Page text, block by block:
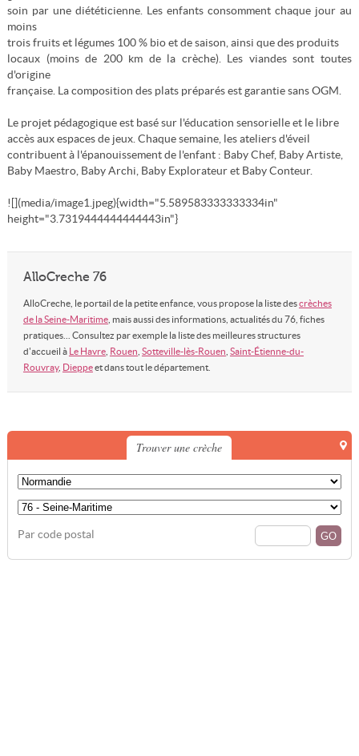
soin par une diététicienne. Les enfants consomment chaque jour au
moins
trois fruits et légumes 100 % bio et de saison, ainsi que des produits
locaux (moins de 200 km de la crèche). Les viandes sont toutes
d'origine
française. La composition des plats préparés est garantie sans OGM.
Le projet pédagogique est basé sur l'éducation sensorielle et le libre
accès aux espaces de jeux. Chaque semaine, les ateliers d'éveil
contribuent à l'épanouissement de l'enfant : Baby Chef, Baby Artiste,
Baby Maestro, Baby Archi, Baby Explorateur et Baby Conteur.
![](media/image1.jpeg){width="5.589583333333334in"
height="3.7319444444444443in"}
AlloCreche 76
AlloCreche, le portail de la petite enfance, vous propose la liste descrèches
de la Seine-Maritime, mais aussi des informations, actualités du 76, fiches
pratiques... Consultez par exemple la liste des meilleures structures
d'accueil à Le Havre, Rouen Sotteville-lès-Rouen Saint-Étienne-du-
Rouvray, Dieppeet dans tout le département.
Trouver une crèche
Par code postal